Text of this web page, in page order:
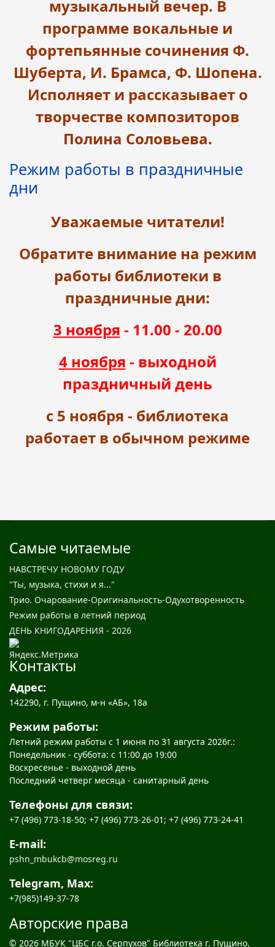
музыкальный вечер. В
программе вокальные и
фортепьянные сочинения Ф.
Шуберта, И. Брамса, Ф. Шопена.
Исполняет и рассказывает о
творчестве композиторов
Полина Соловьева.
Режим работы в праздничные
дни
Уважаемые читатели!
Обратите внимание на режим
работы библиотеки в
праздничные дни:
3 ноября - 11.00 - 20.00
4 ноября - выходной
праздничный день
с 5 ноября - библиотека
работает в обычном режиме
Самые читаемые
НАВСТРЕЧУ НОВОМУ ГОДУ
"Ты, музыка, стихи и я..."
Трио. Очарование-Оригинальность-Одухотворенность
Режим работы в летний период
ДЕНЬ КНИГОДАРЕНИЯ - 2026
Контакты
Адрес:
142290, г. Пущино, м-н «АБ», 18а
Режим работы:
Летний режим работы с 1 июня по 31 августа 2026г.:
Понедельник - суббота: с 11:00 до 19:00
Воскресенье - выходной день
Последний четверг месяца - санитарный день
Телефоны для связи:
+7 (496) 773-18-50; +7 (496) 773-26-01; +7 (496) 773-24-41
E-mail:
pshn_mbukcb@mosreg.ru
Telegram, Max:
+7(985)149-37-78
Авторские права
© 2026 МБУК "ЦБС г.о. Серпухов" Библиотека г. Пущино.